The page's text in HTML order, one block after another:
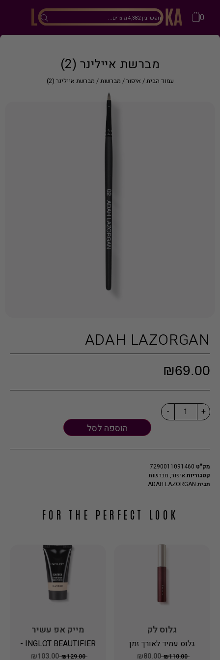
0
מברשת איילינר (2)
עמוד הבית/ איפור/ מברשות/ מברשת איילינר (2)
ADAH LAZORGAN
₪69.00
- +
הוספה לסל
מק"ט 7290011091460
קטגוריותאיפור, מברשות
תגית ADAH LAZORGAN
FOR THE PERFECT LOOK
גלוס לק
גלוס עמיד לאורך זמן
בגימור מבריק למראה
₪80.00 ₪110.00
מייק אפ עשיר
בלחות ליצירת גוון
עור אחיד
INGLOT BEAUTIFIER -
מייק אפ עשיר בלחות
₪103.00 ₪129.00